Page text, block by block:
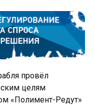
провёл
целям
«Полимент-Редут»